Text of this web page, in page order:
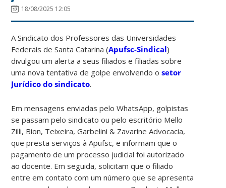
18/08/2025 12:05
A Sindicato dos Professores das Universidades
Federais de Santa Catarina (Apufsc-Sindical)
divulgou um alerta a seus filiados e filiadas sobre
uma nova tentativa de golpe envolvendo osetor
Jurídico do sindicato.
Em mensagens enviadas pelo WhatsApp, golpistas
se passam pelo sindicato ou pelo escritório Mello
Zilli, Bion, Teixeira, Garbelini & Zavarine Advocacia,
que presta serviços à Apufsc, e informam que o
pagamento de um processo judicial foi autorizado
ao docente. Em seguida, solicitam que o filiado
entre em contato com um número que se apresenta